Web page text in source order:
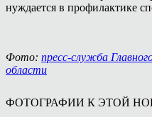
нуждается в профилактике
Фото: пресс-служба
области
ФОТОГРАФИИ К ЭТОЙ